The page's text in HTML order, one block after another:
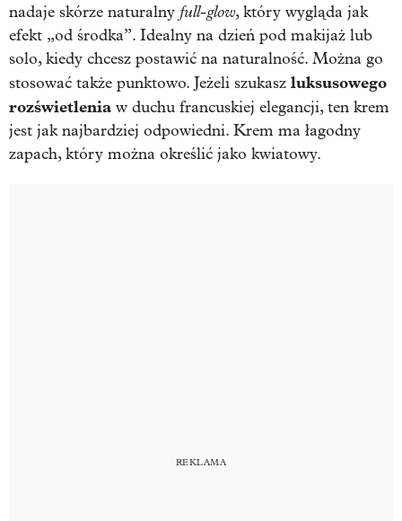
nadaje skórze naturalny full-glow, który wygląda jak
efekt „od środka”. Idealny na dzień pod makijaż lub
solo, kiedy chcesz postawić na naturalność. Można go
stosować także punktowo. Jeżeli szukasz luksusowego
rozświetlenia w duchu francuskiej elegancji, ten krem
jest jak najbardziej odpowiedni. Krem ma łagodny
zapach, który można określić jako kwiatowy.